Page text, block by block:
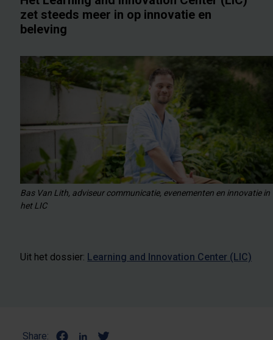
zet steeds meer in op innovatie en
beleving
Bas Van Lith, adviseur communicatie, evenementen en innovatie in
het LIC
Uit het dossier: Learning and Innovation Center (LIC)
Share: